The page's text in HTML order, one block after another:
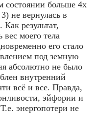
состоянии больше 4х
не вернулась в
результат,
моего тела
его стало
под земную
абсолютно не было
внутренний
всё и все. Правда,
эйфории и
энергопотери не